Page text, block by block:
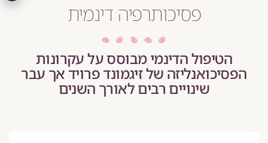
פסיכותרפיה דינמית
הטיפול הדינמי מבוסס על עקרונות
הפסיכואנליזה של זיגמונד פרויד אך עבר
שינויים רבים לאורך השנים